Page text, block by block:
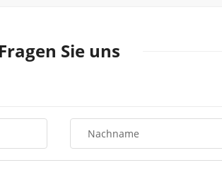
Fragen Sie uns
Nachname